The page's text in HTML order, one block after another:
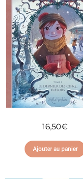
16,50€
Ajouter au panier